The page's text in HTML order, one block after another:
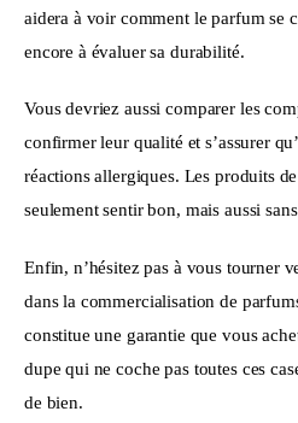
aidera à voir comment le parfum se
encore à évaluer sa durabilité.
Vous devriez aussi comparer les
confirmer leur qualité et s’assurer
réactions allergiques. Les produits
seulement sentir bon, mais aussi
Enfin, n’hésitez pas à vous tourner
dans la commercialisation de
constitue une garantie que vous
dupe qui ne coche pas toutes ces
de bien.